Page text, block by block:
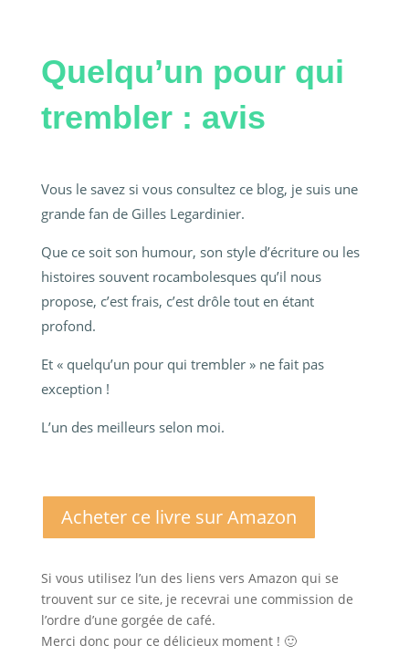
Quelqu’un pour qui
trembler : avis
Vous le savez si vous consultez ce blog, je suis une
grande fan de Gilles Legardinier.
Que ce soit son humour, son style d’écriture ou les
histoires souvent rocambolesques qu’il nous
propose, c’est frais, c’est drôle tout en étant
profond.
Et « quelqu’un pour qui trembler » ne fait pas
exception !
L’un des meilleurs selon moi.
Acheter ce livre sur Amazon
Si vous utilisez l’un des liens vers Amazon qui se
trouvent sur ce site, je recevrai une commission de
l’ordre d’une gorgée de café.
Merci donc pour ce délicieux moment ! 🙂